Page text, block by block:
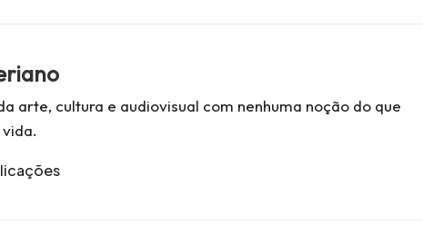
arte, cultura e audiovisual com nenhuma noção do que